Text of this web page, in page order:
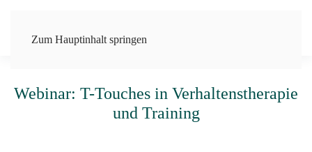
Zum Hauptinhalt springen
Webinar: T-Touches in Verhaltenstherapie
und Training